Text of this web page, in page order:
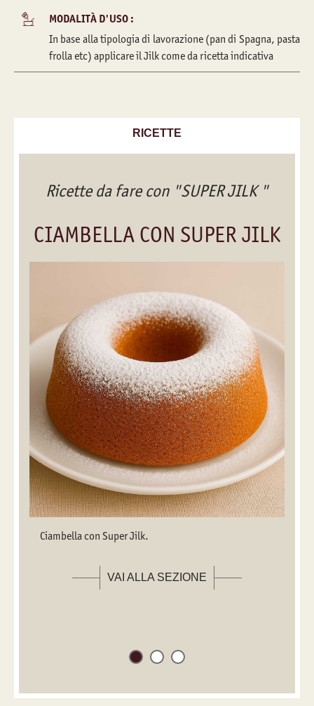
MODALITÀ D'USO :
In base alla tipologia di lavorazione (pan di Spagna, pasta
frolla etc) applicare il Jilk come da ricetta indicativa
RICETTE
Ricette da fare con "SUPER JILK "
CIAMBELLA CON SUPER JILK
Ciambella con Super Jilk.
VAI ALLA SEZIONE